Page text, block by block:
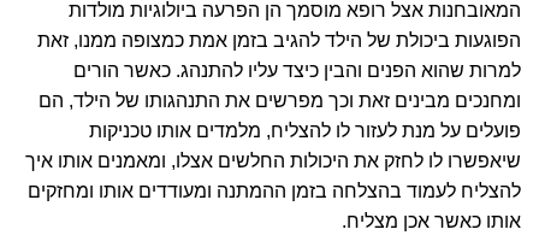
המאובחנות אצל רופא מוסמך הן הפרעה ביולוגיות מולדות
הפוגעות ביכולת של הילד להגיב בזמן אמת כמצופה ממנו, זאת
למרות שהוא הפנים והבין כיצד עליו להתנהג. כאשר הורים
ומחנכים מבינים זאת וכך מפרשים את התנהגותו של הילד, הם
פועלים על מנת לעזור לו להצליח, מלמדים אותו טכניקות
שיאפשרו לו לחזק את היכולות החלשים אצלו, ומאמנים אותו איך
להצליח לעמוד בהצלחה בזמן ההמתנה ומעודדים אותו ומחזקים
אותו כאשר אכן מצליח.